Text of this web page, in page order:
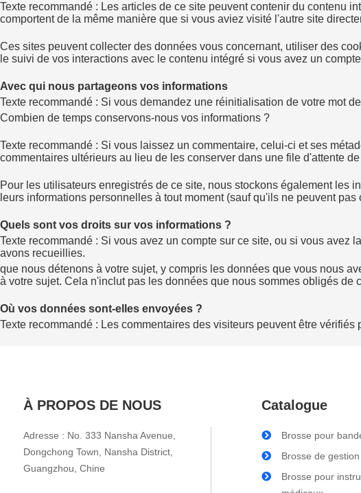
Texte recommandé : Les articles de ce site peuvent contenir du contenu
comportent de la même manière que si vous aviez visité l'autre site
Ces sites peuvent collecter des données vous concernant, utiliser des
le suivi de vos interactions avec le contenu intégré si vous avez un
Avec qui nous partageons vos informations
Texte recommandé : Si vous demandez une réinitialisation de votre mot
Combien de temps conservons-nous vos informations ?
Texte recommandé : Si vous laissez un commentaire, celui-ci et ses
commentaires ultérieurs au lieu de les conserver dans une file d'attente
Pour les utilisateurs enregistrés de ce site, nous stockons également les
leurs informations personnelles à tout moment (sauf qu'ils ne peuvent
Quels sont vos droits sur vos informations ?
Texte recommandé : Si vous avez un compte sur ce site, ou si vous
avons recueillies.
que nous détenons à votre sujet, y compris les données que vous nous
à votre sujet. Cela n'inclut pas les données que nous sommes obligés
Où vos données sont-elles envoyées ?
Texte recommandé : Les commentaires des visiteurs peuvent être
À PROPOS DE NOUS
Adresse : No. 333 Nansha Avenue,
Dongchong Town, Nansha District,
Guangzhou, Chine
Catalogue
Brosse pour
Brosse de
Brosse pour